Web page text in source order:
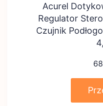
Acurel
Regulator
Czujnik